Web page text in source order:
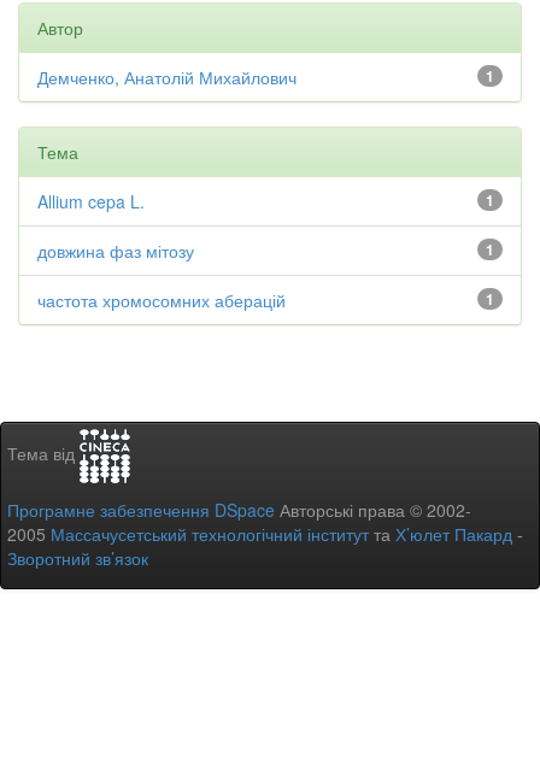
Автор
1
Демченко, Анатолій Михайлович
Тема
1
Allium cepa L.
1
довжина фаз мітозу
1
частота хромосомних аберацій
Тема від
Програмне забезпечення DSpace Авторські права © 2002-
2005 Массачусетський технологічний інститутта Х’юлет Пакард -
Зворотний зв’язок